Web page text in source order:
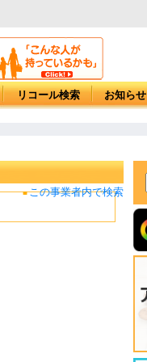
リコール検索 お知らせ
■この事業者内で検索